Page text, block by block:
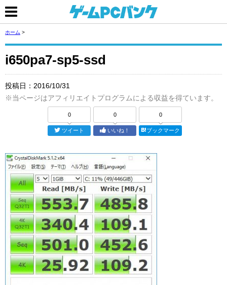
ホーム >
i650pa7-sp5-ssd
投稿日： 2016/10/31
※当ページはアフィリエイトプログラムによる収益を得ています。
0
ツイート
0
いいね！
0
ブックマーク